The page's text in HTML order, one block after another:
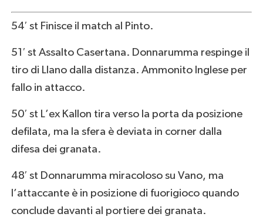
54′ st Finisce il match al Pinto.
51′ st Assalto Casertana. Donnarumma respinge il
tiro di Llano dalla distanza. Ammonito Inglese per
fallo in attacco.
50′ st L’ex Kallon tira verso la porta da posizione
defilata, ma la sfera è deviata in corner dalla
difesa dei granata.
48′ st Donnarumma miracoloso su Vano, ma
l’attaccante è in posizione di fuorigioco quando
conclude davanti al portiere dei granata.